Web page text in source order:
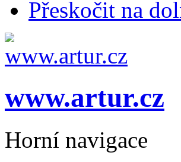
Přeskočit na
www.artur.cz
Horní navigace